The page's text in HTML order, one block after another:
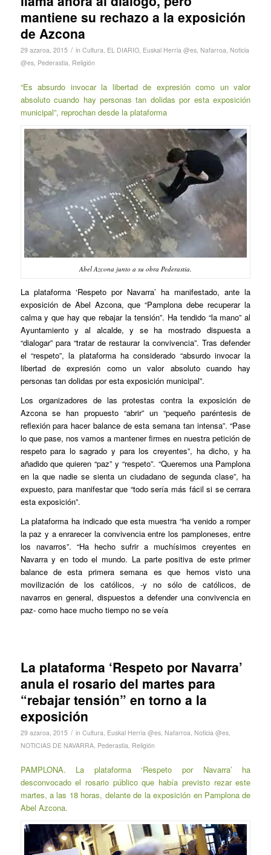
mantiene su rechazo a la exposición
de Azcona
29 azaroa, 2015 / in Cultura EL DIARIO, Euskal Herria @es, Nafarroa Noticia
@es, Pederastia Religión
“Es absurdo invocar la libertad de expresión como un valor
absoluto cuando hay personas tan dolidas por esta exposición
municipal”, reprochan desde la plataforma
Abel Azcona junto a su obra Pederastia.
La plataforma ‘Respeto por Navarra’ ha manifestado, ante la
exposición de Abel Azcona, que “Pamplona debe recuperar la
calma y que hay que rebajar la tensión”. Ha tendido “la mano” al
Ayuntamiento y al alcalde, y se ha mostrado dispuesta a
“dialogar” para “tratar de restaurar la convivencia”. Tras defender
el “respeto”, la plataforma ha considerado “absurdo invocar la
libertad de expresión como un valor absoluto cuando hay
personas tan dolidas por esta exposición municipal”.
Los organizadores de las protestas contra la exposición de
Azcona se han propuesto “abrir” un “pequeño paréntesis de
reflexión para hacer balance de esta semana tan intensa”. “Pase
lo que pase, nos vamos a mantener firmes en nuestra petición de
respeto para lo sagrado y para los creyentes”, ha dicho, y ha
añadido que quieren “paz” y “respeto”. “Queremos una Pamplona
en la que nadie se sienta un ciudadano de segunda clase”, ha
expuesto, para manifestar que “todo sería más fácil si se cerrara
esta exposición”.
La plataforma ha indicado que esta muestra “ha venido a romper
la paz y a enrarecer la convivencia entre los pamploneses, entre
los navarros”. “Ha hecho sufrir a muchísimos creyentes en
Navarra y en todo el mundo. La parte positiva de este primer
balance de esta primera semana es que hemos visto una
movilización de los católicos, -y no sólo de católicos, de
navarros en general, dispuestos a defender una convivencia en
paz- como hace mucho tiempo no se veía
La plataforma ‘Respeto por Navarra’
anula el rosario del martes para
“rebajar tensión” en torno a la
exposición
29 azaroa, 2015 / in Cultura, Euskal Herria @es, Nafarroa, Noticia @es,
NOTICIAS DE NAVARRA, Pederastia, Religión
PAMPLONA. La plataforma ‘Respeto por Navarra’ ha
desconvocado el rosario público que había previsto rezar este
martes, a las 18 horas, delante de la exposición en Pamplona de
Abel Azcona.